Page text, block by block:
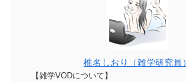
椎名しおり（雑学研究員）
【雑学VODについて】